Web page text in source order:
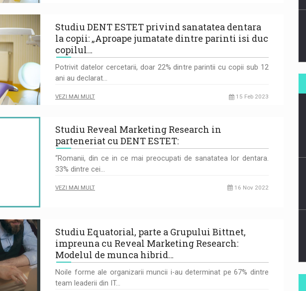
Studiu DENT ESTET privind sanatatea dentara
la copii: „Aproape jumatate dintre parinti isi duc
copilul…
Potrivit datelor cercetarii, doar 22% dintre parintii cu copii sub 12
ani au declarat…
VEZI MAI MULT 15 Feb 2023
Studiu Reveal Marketing Research in
parteneriat cu DENT ESTET:
“Romanii, din ce in ce mai preocupati de sanatatea lor dentara.
33% dintre cei…
VEZI MAI MULT 16 Nov 2022
Studiu Equatorial, parte a Grupului Bittnet,
impreuna cu Reveal Marketing Research:
Modelul de munca hibrid…
Noile forme ale organizarii muncii i-au determinat pe 67% dintre
team leaderii din IT…